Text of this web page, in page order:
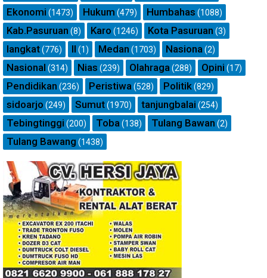
Ekonomi (1473) Hukum (479) Humbahas (1088)
Kab.Pasuruan (8) Karo (1246) Kota Pasuruan (3)
langkat(776) ll (1) Medan (1703) Nasiona (2)
Nasional (314) Nias (239) Olahraga (288) Opini (17)
Pendidikan (236) Peristiwa (528) Politik(829)
sidoarjo (249) Sumut(1970) tanjungbalai (254)
Tebingtinggi (200) Toba (138) Tulang Bawan (2)
Tulang Bawang (1438)